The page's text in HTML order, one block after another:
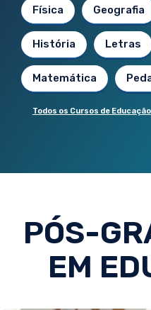
Física Geografia
História Letras
Matemática
Todos os Cursos de Educação
PÓS-
EM